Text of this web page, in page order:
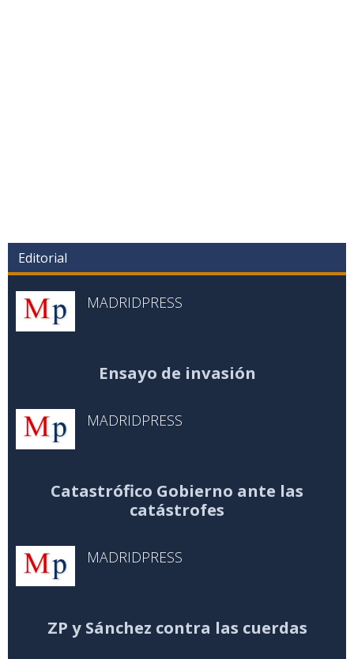
Editorial
MADRIDPRESS
Ensayo de invasión
MADRIDPRESS
Catastrófico Gobierno ante las
catástrofes
MADRIDPRESS
ZP y Sánchez contra las cuerdas